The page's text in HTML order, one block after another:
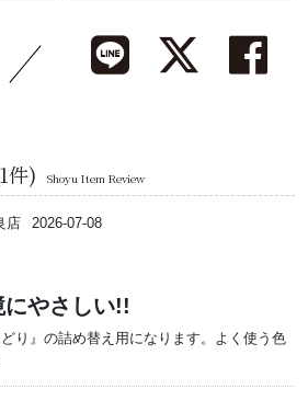
件) Shoyu Item Review
店 2026-07-08
やさしい!!
り』の詰め替え用になります。よく使う色